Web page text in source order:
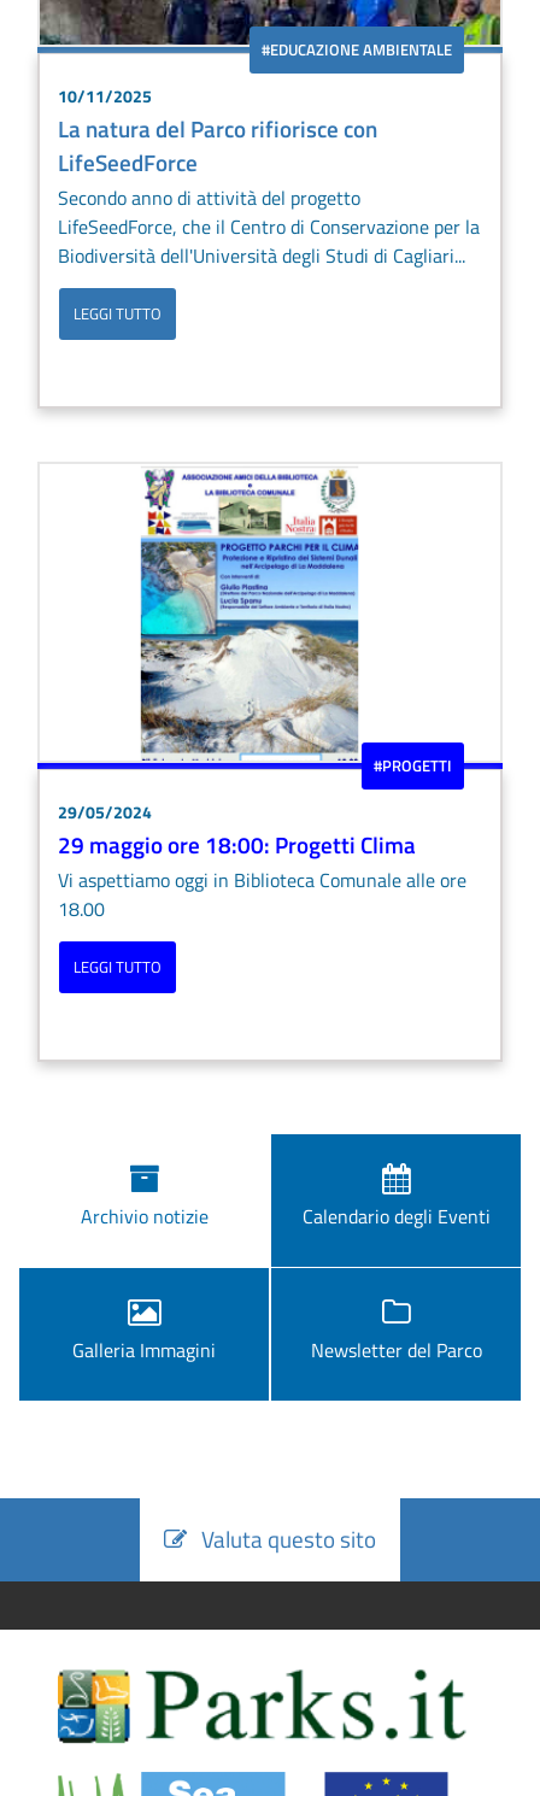
#EDUCAZIONE AMBIENTALE
10/11/2025
La natura del Parco rifiorisce con
LifeSeedForce
Secondo anno di attività del progetto
LifeSeedForce, che il Centro di Conservazione per la
Biodiversità dell'Università degli Studi di Cagliari...
LEGGI TUTTO
#PROGETTI
29/05/2024
29 maggio ore 18:00: Progetti Clima
Vi aspettiamo oggi in Biblioteca Comunale alle ore
18.00
LEGGI TUTTO
Archivio notizie Calendario degli Eventi
Galleria Immagini Newsletter del Parco
Valuta questo sito